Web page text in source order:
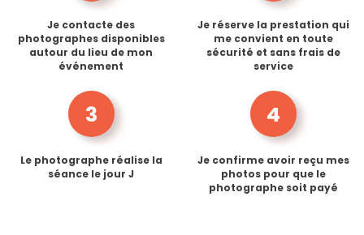
Je contacte des
photographes disponibles
autour du lieu de mon
événement
Je réserve la prestation qui
me convient en toute
sécurité et sans frais de
service
3
Le photographe réalise la
séance le jour J
4
Je confirme avoir reçu mes
photos pour que le
photographe soit payé